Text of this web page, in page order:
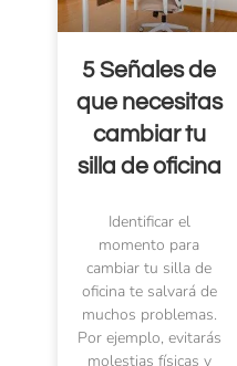
5 Señales de
que necesitas
cambiar tu
silla de oficina
Identificar el
momento para
cambiar tu silla de
oficina te salvará de
muchos problemas.
Por ejemplo, evitarás
molestias físicas y